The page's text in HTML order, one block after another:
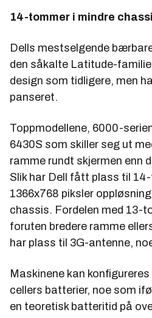
14-tommer i mindre
Dells mestselgende
den såkalte Latitude-
design som tidligere, men
panseret.
Toppmodellene, 6000-
6430S som skiller seg ut
ramme rundt skjermen enn
Slik har Dell fått plass til
1366x768 piksler
chassis. Fordelen med 13-
foruten bredere ramme
har plass til 3G-antenne,
Maskinene kan
cellers batterier, noe som
en teoretisk batteritid på